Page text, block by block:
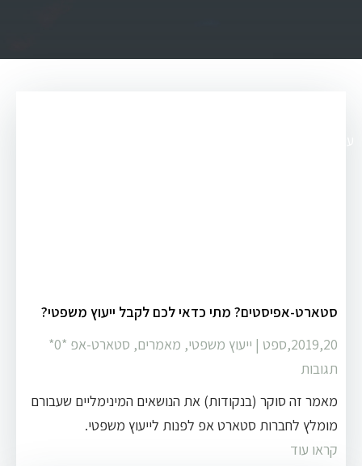
סטארט-אפיסטים? מתי כדאי לכם לקבל ייעוץ משפטי?
2019,20,ספט
| ייעוץ משפטי, מאמרים, סטארט-אפ
‏*0*
תגובות
מאמר זה סוקר (בנקודות) את הנושאים המינימליים שעבורם
מומלץ לחברות סטארט אפ לפנות לייעוץ משפטי.
קראו עוד